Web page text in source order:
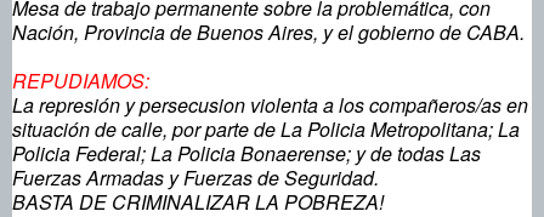
Mesa de trabajo permanente sobre la problemática, con
Nación, Provincia de Buenos Aires, y el gobierno de CABA.
REPUDIAMOS:
La represión y persecusion violenta a los compañeros/as en
situación de calle, por parte de La Policia Metropolitana; La
Policia Federal; La Policia Bonaerense; y de todas Las
Fuerzas Armadas y Fuerzas de Seguridad.
BASTA DE CRIMINALIZAR LA POBREZA!